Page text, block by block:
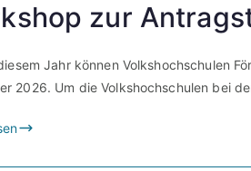
zur
Jahr können Volkshochschulen
2026. Um die Volkshochschulen bei